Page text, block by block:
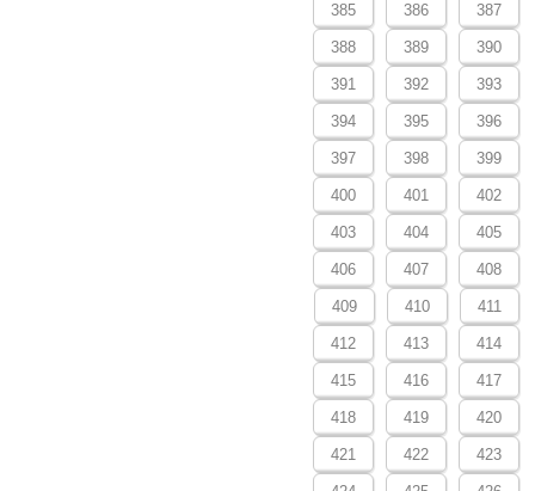
385 386 387
388 389 390
391 392 393
394 395 396
397 398 399
400 401 402
403 404 405
406 407 408
409 410 411
412 413 414
415 416 417
418 419 420
421 422 423